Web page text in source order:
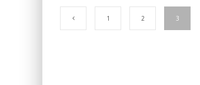
1 2 3